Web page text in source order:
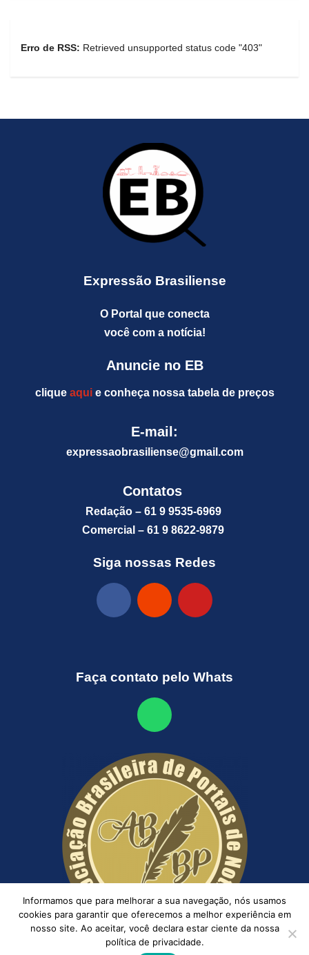
Erro de RSS: Retrieved unsupported status code "403"
Expressão Brasiliense
O Portal que conecta
você com a notícia!
Anuncie no EB
clique aquie conheça nossa tabela de preços
E-mail:
expressaobrasiliense@gmail.com
Contatos
Redação – 61 9 9535-6969
Comercial – 61 9 8622-9879
Siga nossas Redes
Faça contato pelo Whats
Informamos que para melhorar a sua navegação, nós usamos
cookies para garantir que oferecemos a melhor experiência em
nosso site. Ao aceitar, você declara estar ciente da nossa
política de privacidade.